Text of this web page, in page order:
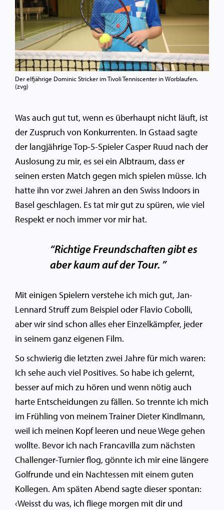
Der elfjährige Dominic Stricker im Tivoli Tenniscenter in Worblaufen.
(zvg)
Was auch gut tut, wenn es überhaupt nicht läuft, ist
der Zuspruch von Konkurrenten. In Gstaad sagte
der langjährige Top-5-Spieler Casper Ruud nach der
Auslosung zu mir, es sei ein Albtraum, dass er
seinen ersten Match gegen mich spielen müsse. Ich
hatte ihn vor zwei Jahren an den Swiss Indoors in
Basel geschlagen. Es tat mir gut zu spüren, wie viel
Respekt er noch immer vor mir hat.
“Richtige Freundschaften gibt es
aber kaum auf der Tour. ”
Mit einigen Spielern verstehe ich mich gut, Jan-
Lennard Struff zum Beispiel oder Flavio Cobolli,
aber wir sind schon alles eher Einzelkämpfer, jeder
in seinem ganz eigenen Film.
So schwierig die letzten zwei Jahre für mich waren:
Ich sehe auch viel Positives. So habe ich gelernt,
besser auf mich zu hören und wenn nötig auch
harte Entscheidungen zu fällen. So trennte ich mich
im Frühling von meinem Trainer Dieter Kindlmann,
weil ich meinen Kopf leeren und neue Wege gehen
wollte. Bevor ich nach Francavilla zum nächsten
Challenger-Turnier flog, gönnte ich mir eine längere
Golfrunde und ein Nachtessen mit einem guten
Kollegen. Am späten Abend sagte dieser spontan:
‹Weisst du was, ich fliege morgen mit dir und